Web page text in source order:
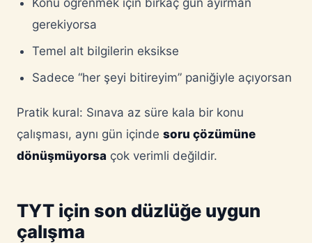
gerekiyorsa
Temel alt bilgilerin eksikse
Sadece “her şeyi bitireyim” paniğiyle açıyorsan
Pratik kural: Sınava az süre kala bir konu
çalışması, aynı gün içinde soru çözümüne
dönüşmüyorsa çok verimli değildir.
TYT için son düzlüğe uygun
çalışma